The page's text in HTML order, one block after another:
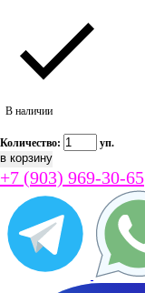
В наличии
Количество: уп.
+7 (903) 969-30-65